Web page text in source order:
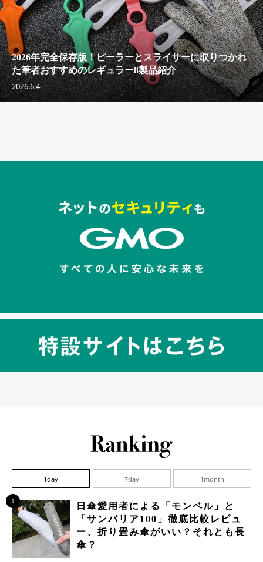
2026年完全保存版！ピーラーとスライサーに取りつかれ
た筆者おすすめのレギュラー8製品紹介
2026.6.4
セキュリティキャンペーンでのバナー
1day 7day 1month
1
日傘愛用者による「モンベル」と
「サンバリア100」徹底比較レビュ
ー、折り畳み傘がいい？それとも長
傘？